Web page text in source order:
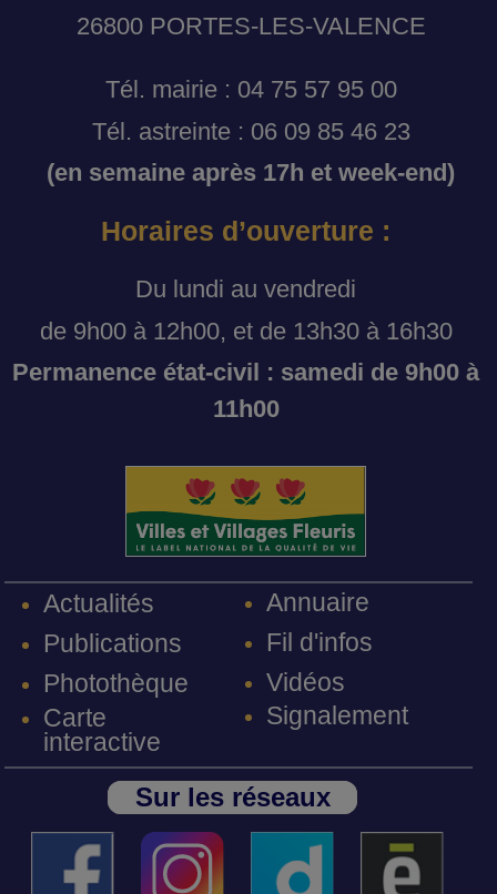
26800 PORTES-LES-VALENCE
Tél. mairie : 04 75 57 95 00
Tél. astreinte : 06 09 85 46 23
(en semaine après 17h et week-end)
Horaires d’ouverture :
Du lundi au vendredi
de 9h00 à 12h00, et de 13h30 à 16h30
Permanence état-civil : samedi de 9h00 à
11h00
Actualités
Publications
Photothèque
Carte
interactive
Annuaire
Fil d'infos
Vidéos
Signalement
Sur les réseaux